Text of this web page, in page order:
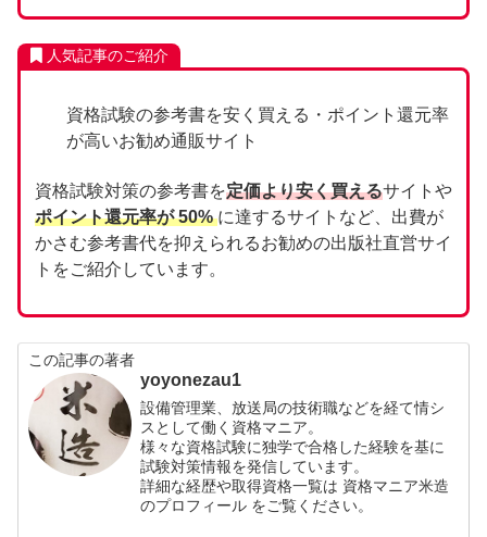
人気記事のご紹介
資格試験の参考書を安く買える・ポイント還元率
が高いお勧め通販サイト
資格試験対策の参考書を定価より安く買えるサイトや
ポイント還元率が 50% に達するサイトなど、出費が
かさむ参考書代を抑えられるお勧めの出版社直営サイ
トをご紹介しています。
この記事の著者
yoyonezau1
設備管理業、放送局の技術職などを経て情シ
スとして働く資格マニア。
様々な資格試験に独学で合格した経験を基に
試験対策情報を発信しています。
詳細な経歴や取得資格一覧は 資格マニア米造
のプロフィール をご覧ください。